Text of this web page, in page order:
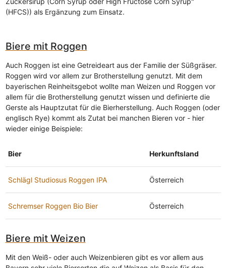
(HFCS)) als Ergänzung zum Einsatz.
Biere mit Roggen
Auch Roggen ist eine Getreideart aus der Familie der Süßgräser.
Roggen wird vor allem zur Brotherstellung genutzt. Mit dem
bayerischen Reinheitsgebot wollte man Weizen und Roggen vor
allem für die Brotherstellung genutzt wissen und definierte die
Gerste als Hauptzutat für die Bierherstellung. Auch Roggen (oder
englisch Rye) kommt als Zutat bei manchen Bieren vor - hier
wieder einige Beispiele:
Bier Herkunftsland
Schlägl Studiosus Roggen IPA Österreich
Schremser Roggen Bio Bier Österreich
Biere mit Weizen
Mit den Weiß- oder auch Weizenbieren gibt es vor allem aus